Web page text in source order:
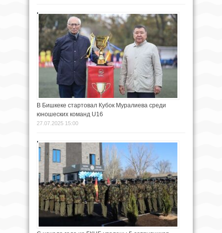
В Бишкеке стартовал Кубок Муралиева среди
юношеских команд U16
27.07.2025 15:00